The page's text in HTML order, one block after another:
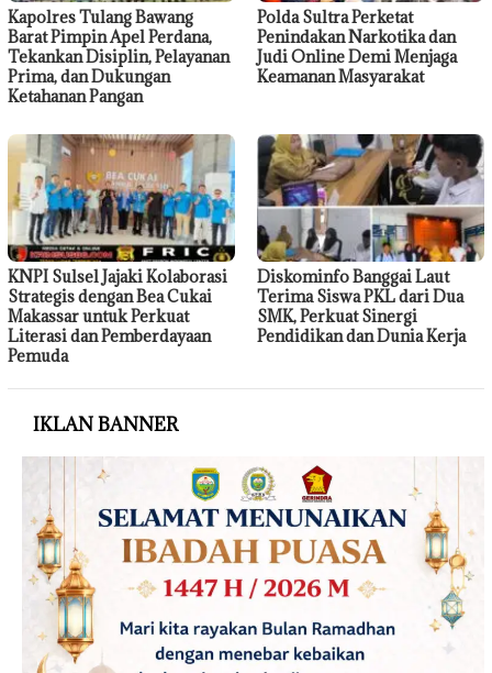
Kapolres Tulang Bawang
Barat Pimpin Apel Perdana,
Tekankan Disiplin, Pelayanan
Prima, dan Dukungan
Ketahanan Pangan
Polda Sultra Perketat
Penindakan Narkotika dan
Judi Online Demi Menjaga
Keamanan Masyarakat
KNPI Sulsel Jajaki Kolaborasi
Strategis dengan Bea Cukai
Makassar untuk Perkuat
Literasi dan Pemberdayaan
Pemuda
Diskominfo Banggai Laut
Terima Siswa PKL dari Dua
SMK, Perkuat Sinergi
Pendidikan dan Dunia Kerja
IKLAN BANNER